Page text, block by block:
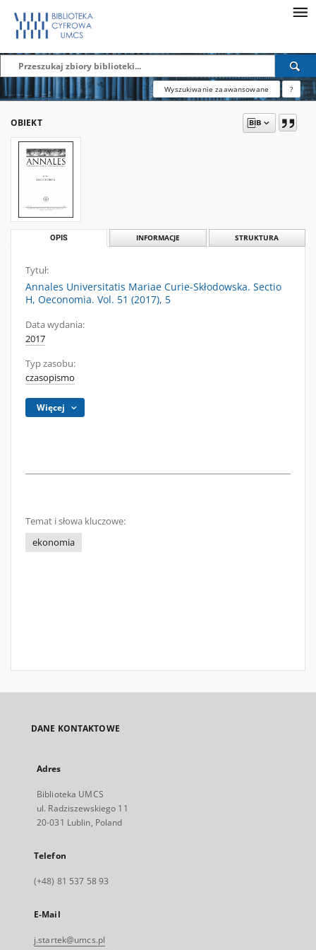
Wyszukiwanie zaawansowane ?
OBIEKT
OPIS INFORMACJE STRUKTURA
Tytuł:
Annales Universitatis Mariae Curie-Skłodowska. Sectio
H, Oeconomia. Vol. 51 (2017), 5
Data wydania:
2017
Typ zasobu:
czasopismo
Więcej
Temat i słowa kluczowe:
ekonomia
DANE KONTAKTOWE
Adres
Biblioteka UMCS
ul. Radziszewskiego 11
20-031 Lublin, Poland
Telefon
(+48) 81 537 58 93
E-Mail
j.startek@umcs.pl